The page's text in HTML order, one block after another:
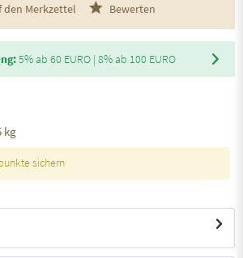
den Merkzettel Bewerten
5% ab 60 EURO | 8% ab 100 EURO
kg
sichern